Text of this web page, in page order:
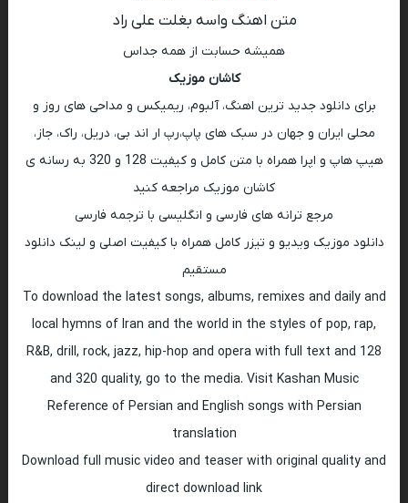
متن اهنگ واسه بغلت علی راد
همیشه حسابت از همه جداس
کاشان موزیک
برای دانلود جدید ترین اهنگ، آلبوم، ریمیکس و مداحی های روز و
محلی ایران و جهان در سبک های پاپ،رپ ار اند بی، دریل، راک، جاز،
هیپ هاپ و اپرا همراه با متن کامل و کیفیت 128 و 320 به رسانه ی
کاشان موزیک مراجعه کنید
مرجع ترانه های فارسی و انگلیسی با ترجمه فارسی
دانلود موزیک ویدیو و تیزر کامل همراه با کیفیت اصلی و لینک دانلود
مستقیم
To download the latest songs, albums, remixes and daily and
local hymns of Iran and the world in the styles of pop, rap,
R&B, drill, rock, jazz, hip-hop and opera with full text and 128
and 320 quality, go to the media. Visit Kashan Music
Reference of Persian and English songs with Persian
translation
Download full music video and teaser with original quality and
direct download link